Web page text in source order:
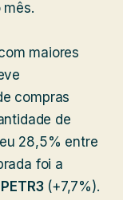
maiores
compras
de
28,5% entre
foi a
PETR3(+7,7%).